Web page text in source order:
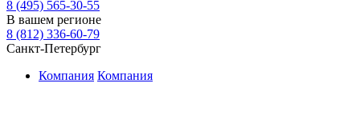
8 (495) 565-30-55
В вашем регионе
8 (812) 336-60-79
Санкт-Петербург
Компания Компания